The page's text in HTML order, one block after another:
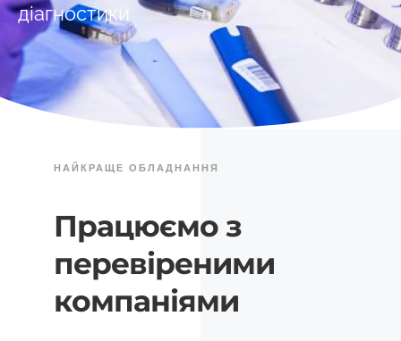
діагностики
НАЙКРАЩЕ ОБЛАДНАННЯ
Працюємо з
перевіреними
компаніями